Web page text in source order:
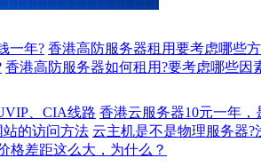
一年? 香港高防服务器租用要考虑哪些
香港高防服务器如何租用?要考虑哪些因
、CIA线路 香港云服务器10元一年，
的访问方法 云主机是不是物理服务器?
格差距这么大，为什么？